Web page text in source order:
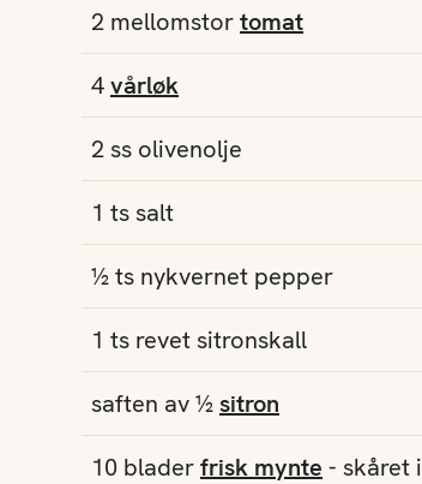
2 mellomstortomat
4vårløk
2ss olivenolje
1 tssalt
½ts nykvernet pepper
1 ts revet sitronskall
saften av½sitron
10 bladerfrisk mynte - skåret i